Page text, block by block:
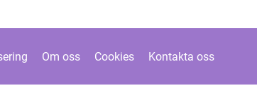
Om oss Cookies Kontakta oss